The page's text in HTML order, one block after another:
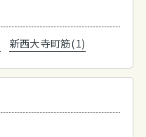
新西大寺町筋(1)